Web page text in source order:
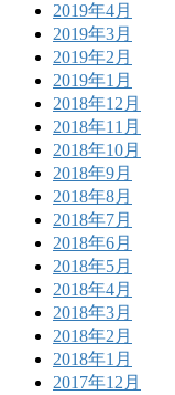
2019年4月
2019年3月
2019年2月
2019年1月
2018年12月
2018年11月
2018年10月
2018年9月
2018年8月
2018年7月
2018年6月
2018年5月
2018年4月
2018年3月
2018年2月
2018年1月
2017年12月